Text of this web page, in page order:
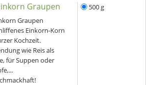
Graupen
Graupen
Einkorn-Korn
Kochzeit.
wie Reis als
für Suppen oder
500 g